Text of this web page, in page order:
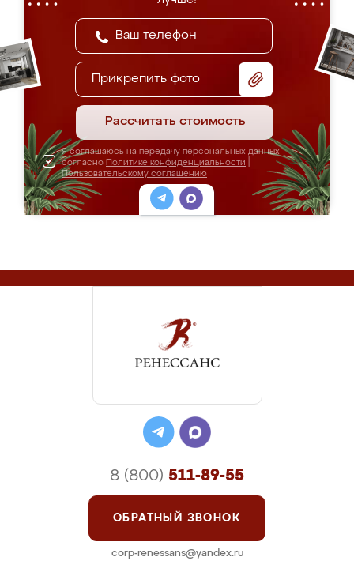
Прикрепить фото
Рассчитать стоимость
Я соглашаюсь на передачу персональных данных
согласно Политике конфиденциальности
Пользовательскому соглашению
8 (800) 511-89-55
ОБРАТНЫЙ ЗВОНОК
corp-renessans@yandex.ru